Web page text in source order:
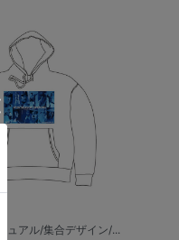
ュアル/集合デザイン/...